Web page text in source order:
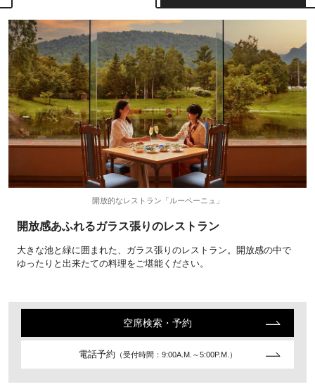
開放的なレストラン「ルーペーニュ」
開放感あふれるガラス張りのレストラン
大きな池と緑に囲まれた、ガラス張りのレストラン。開放感の中で
ゆったりと出来たての料理をご堪能ください。
空席検索・予約
電話予約 （受付時間：9:00A.M.～5:00P.M.）